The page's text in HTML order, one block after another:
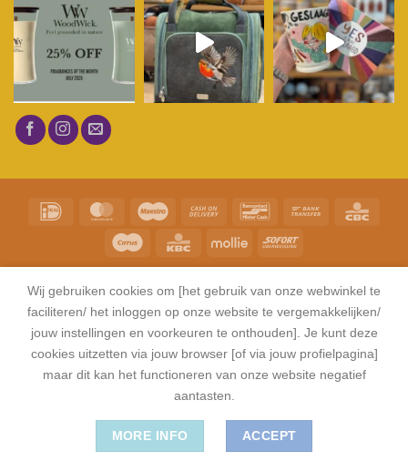
©Serendipity Store Heerlen 2026 |Privacy en Cookie Policy
voorwaarden
Wij gebruiken cookies om [het gebruik van onze webwinkel te
faciliteren/ het inloggen op onze website te vergemakkelijken/
jouw instellingen en voorkeuren te onthouden]. Je kunt deze
cookies uitzetten via jouw browser [of via jouw profielpagina]
maar dit kan het functioneren van onze website negatief
aantasten.
MORE INFO ACCEPT